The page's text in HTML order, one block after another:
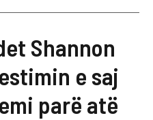
Shannon
e saj
parë atë